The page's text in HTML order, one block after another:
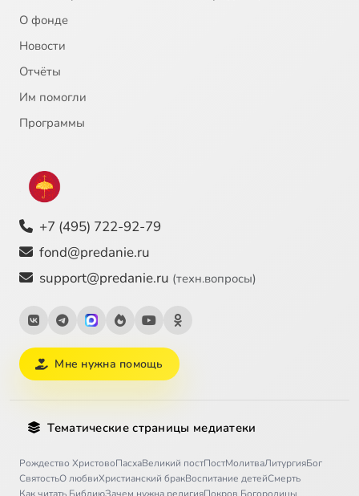
О фонде
Новости
Отчёты
Им помогли
Программы
+7 (495) 722-92-79
fond@predanie.ru
support@predanie.ru (техн.вопросы)
Мне нужна помощь
Тематические страницы медиатеки
Рождество ХристовоПасхаВеликий постПостМолитваЛитургияБог
СвятостьО любвиХристианский бракВоспитание детейСмерть